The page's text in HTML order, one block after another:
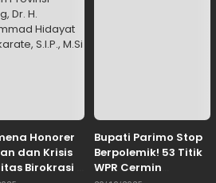
Honorer
dan Krisis
Birokrasi
Bupati Parimo Stop
Berpolemik! 53 Titik
WPR Cermin